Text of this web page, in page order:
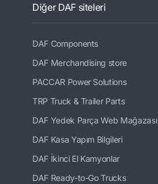
Diğer DAF siteleri
DAF Components
DAF Merchandising store
PACCAR Power Solutions
TRP Truck & Trailer Parts
DAF Yedek Parça Web Mağazası
DAF Kasa Yapım Bilgileri
DAF İkinci El Kamyonlar
DAF Ready-to-Go Trucks